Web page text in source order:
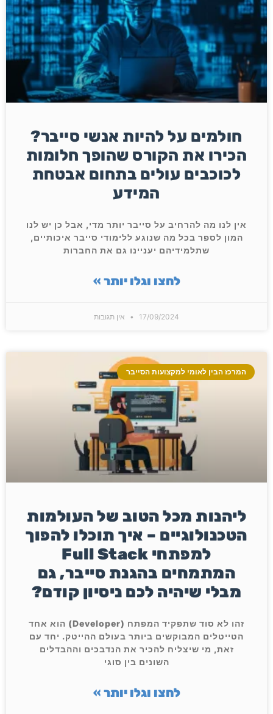
חולמים על להיות אנשי סייבר?
הכירו את הקורס שהופך חלומות
לכוכבים עולים בתחום אבטחת
המידע
אין לנו מה להרחיב על סייבר יותר מדי, אבל כן יש לנו
המון לספר בכל מה שנוגע ללימודי סייבר איכותיים,
שתלמידיהם יעניינו גם את החברות
לחצו וגלו יותר »
17/09/2024 אין תגובות
המרכז הבין לאומי למקצועות הסייבר
ליהנות מכל הטוב של העולמות
הטכנולוגיים – איך תוכלו להפוך
למפתחי Full Stack
המתמחים בהגנת סייבר, גם
מבלי שיהיה לכם ניסיון קודם?
זהו לא סוד שתפקיד המפתח (Developer) הוא אחד
הטייטלים המבוקשים ביותר בעולם ההייטק. יחד עם
זאת, מי שיצליח להכיר את הנדבכים וההבדלים
השונים בין סוגי
לחצו וגלו יותר »